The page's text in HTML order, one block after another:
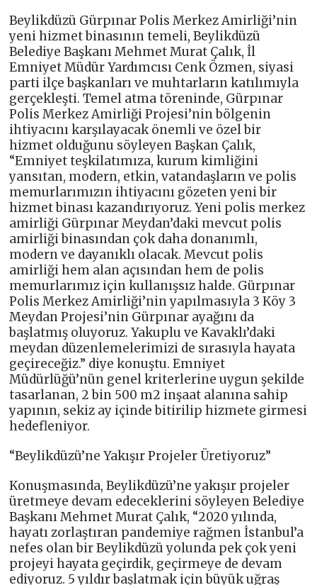
Beylikdüzü Gürpınar Polis Merkez Amirliği’nin
yeni hizmet binasının temeli, Beylikdüzü
Belediye Başkanı Mehmet Murat Çalık, İl
Emniyet Müdür Yardımcısı Cenk Özmen, siyasi
parti ilçe başkanları ve muhtarların katılımıyla
gerçekleşti. Temel atma töreninde, Gürpınar
Polis Merkez Amirliği Projesi’nin bölgenin
ihtiyacını karşılayacak önemli ve özel bir
hizmet olduğunu söyleyen Başkan Çalık,
“Emniyet teşkilatımıza, kurum kimliğini
yansıtan, modern, etkin, vatandaşların ve polis
memurlarımızın ihtiyacını gözeten yeni bir
hizmet binası kazandırıyoruz. Yeni polis merkez
amirliği Gürpınar Meydan’daki mevcut polis
amirliği binasından çok daha donanımlı,
modern ve dayanıklı olacak. Mevcut polis
amirliği hem alan açısından hem de polis
memurlarımız için kullanışsız halde. Gürpınar
Polis Merkez Amirliği’nin yapılmasıyla 3 Köy 3
Meydan Projesi’nin Gürpınar ayağını da
başlatmış oluyoruz. Yakuplu ve Kavaklı’daki
meydan düzenlemelerimizi de sırasıyla hayata
geçireceğiz.” diye konuştu. Emniyet
Müdürlüğü’nün genel kriterlerine uygun şekilde
tasarlanan, 2 bin 500 m2 inşaat alanına sahip
yapının, sekiz ay içinde bitirilip hizmete girmesi
hedefleniyor.
“Beylikdüzü’ne Yakışır Projeler Üretiyoruz”
Konuşmasında, Beylikdüzü’ne yakışır projeler
üretmeye devam edeceklerini söyleyen Belediye
Başkanı Mehmet Murat Çalık, “2020 yılında,
hayatı zorlaştıran pandemiye rağmen İstanbul’a
nefes olan bir Beylikdüzü yolunda pek çok yeni
projeyi hayata geçirdik, geçirmeye de devam
ediyoruz. 5 yıldır başlatmak için büyük uğraş